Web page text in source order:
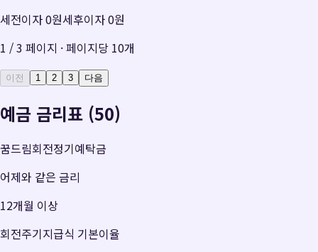
세전이자0원세후이자0원
1 /3 페이지 · 페이지당 10개
이전 1 2 3 다음
예금 금리표 (50)
꿈드림회전정기예탁금
어제와 같은 금리
12개월 이상
회전주기지급식 기본이율